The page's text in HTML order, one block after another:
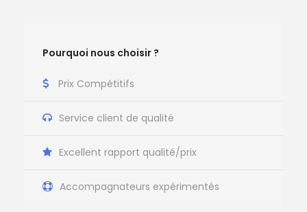
Pourquoi nous choisir ?
Prix Compétitifs
Service client de qualité
Excellent rapport qualité/prix
Accompagnateurs expérimentés